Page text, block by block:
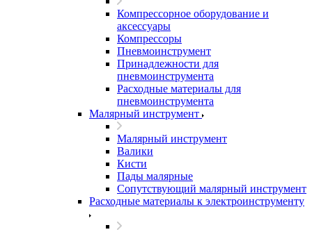
Компрессорное оборудование и
аксессуары
Компрессоры
Пневмоинструмент
Принадлежности для
пневмоинструмента
Расходные материалы для
пневмоинструмента
Малярный инструмент
Малярный инструмент
Валики
Кисти
Пады малярные
Сопутствующий малярный инструмент
Расходные материалы к электроинструменту